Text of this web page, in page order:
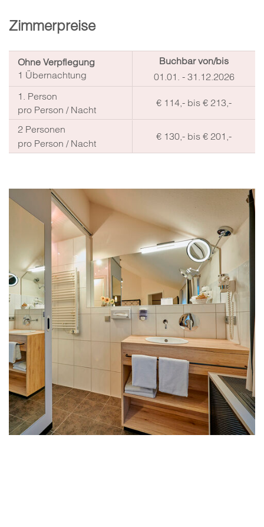
Zimmerpreise
Ohne Verpflegung
1 Übernachtung
Buchbar von/bis
01.01. - 31.12.2026
1. Person
pro Person / Nacht
€ 114,- bis € 213,-
2 Personen
pro Person / Nacht
€ 130,- bis € 201,-